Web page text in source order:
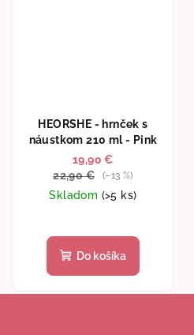
HEORSHE - hrnček s
náustkom 210 ml - Pink
19,90 €
22,90 €
(–13 %)
Skladom (>5 ks)
hodnotenie
produktu
Do košíka